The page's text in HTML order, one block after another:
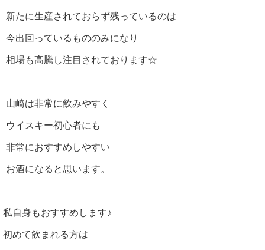
新たに生産されておらず残っているのは
今出回っているもののみになり
相場も高騰し注目されております☆
山崎は非常に飲みやすく
ウイスキー初心者にも
非常におすすめしやすい
お酒になると思います。
私自身もおすすめします♪
初めて飲まれる方は